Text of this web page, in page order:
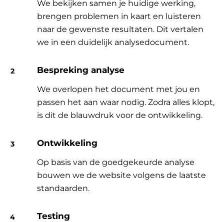
We bekijken samen je huidige werking,
brengen problemen in kaart en luisteren
naar de gewenste resultaten. Dit vertalen
we in een duidelijk analysedocument.
Bespreking analyse
We overlopen het document met jou en
passen het aan waar nodig. Zodra alles klopt,
is dit de blauwdruk voor de ontwikkeling.
Ontwikkeling
Op basis van de goedgekeurde analyse
bouwen we de website volgens de laatste
standaarden.
Testing